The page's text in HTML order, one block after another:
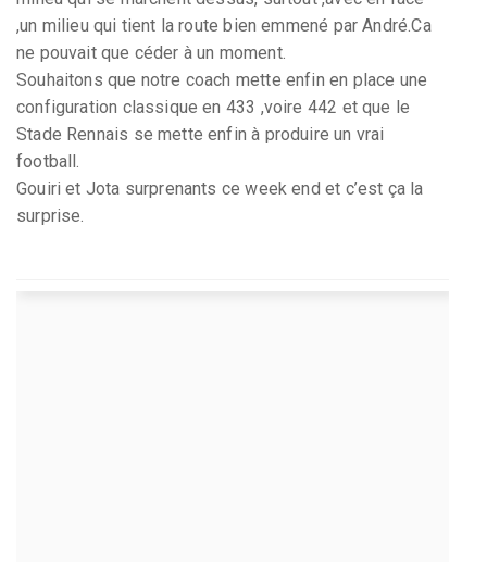
,un milieu qui tient la route bien emmené par André.Ca
ne pouvait que céder à un moment.
Souhaitons que notre coach mette enfin en place une
configuration classique en 433 ,voire 442 et que le
Stade Rennais se mette enfin à produire un vrai
football.
Gouiri et Jota surprenants ce week end et c’est ça la
surprise.